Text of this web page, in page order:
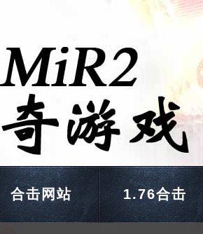
合击网站 1.76合击